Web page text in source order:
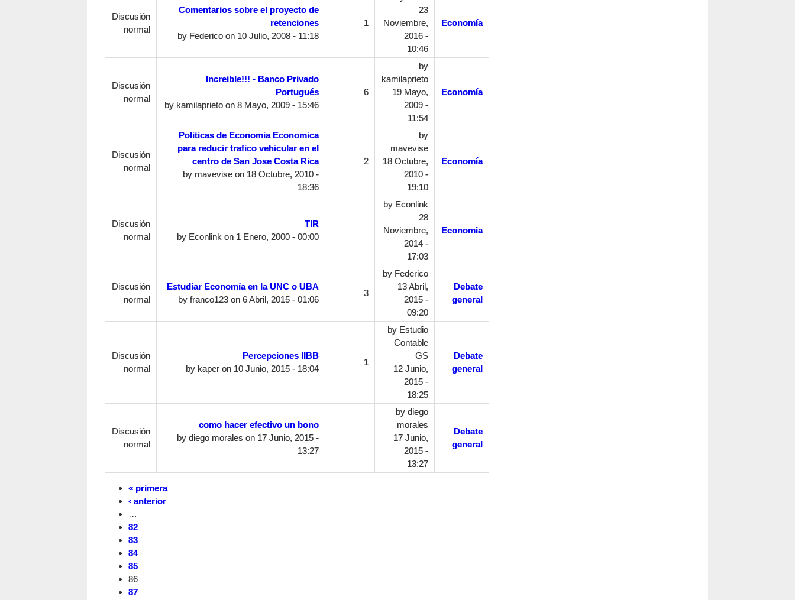
Discusión
normal
Comentarios sobre el proyecto de
retenciones
by Federicoon 10 Julio, 2008 - 11:18
1
23
Noviembre,
2016 -
10:46
Economía
Discusión
normal
Increible!!! - Banco Privado
Portugués
by kamilaprietoon 8 Mayo, 2009 - 15:46
6
by
kamilaprieto
19 Mayo,
2009 -
11:54
Economía
Discusión
normal
Politicas de Economia Economica
para reducir trafico vehicular en el
centro de San Jose Costa Rica
by maveviseon 18 Octubre, 2010 -
18:36
2
by
mavevise
18 Octubre,
2010 -
19:10
Economía
Discusión
normal
TIR
by Econlinkon 1 Enero, 2000 - 00:00
by Econlink
28
Noviembre,
2014 -
17:03
Economia
Discusión
normal
Estudiar Economía en la UNC o UBA
by franco123on 6 Abril, 2015 - 01:06
3
by Federico
13 Abril,
2015 -
09:20
Debate
general
Discusión
normal
Percepciones IIBB
by kaperon 10 Junio, 2015 - 18:04
1
by Estudio
Contable
GS
12 Junio,
2015 -
18:25
Debate
general
Discusión
normal
como hacer efectivo un bono
by diego morales on 17 Junio, 2015 -
13:27
by diego
morales
17 Junio,
2015 -
13:27
Debate
general
« primera
‹ anterior
…
82
83
84
85
86
87